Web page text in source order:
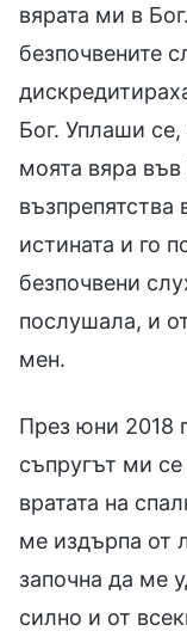
вярата ми в
безпочвените
Бог. Уплаши
моята вяра
възпрепятства
истината и го
безпочвени
послушала, и
мен.
През юни 2018
съпругът ми
вратата на
ме издърпа от
започна да ме
силно и от